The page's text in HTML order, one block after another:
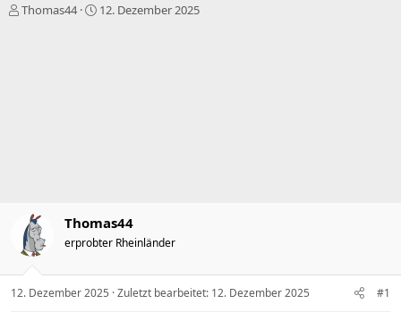
E
Thomas44
E12. Dezember 2025
Thomas44
erprobter Rheinländer
12. Dezember 2025 Zuletzt bearbeitet: 12. Dezember 2025 #1